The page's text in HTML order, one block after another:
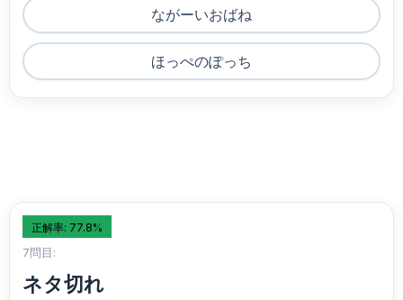
ながーいおばね
ほっぺのぽっち
正解率: 77.8%
7問目:
ネタ切れ